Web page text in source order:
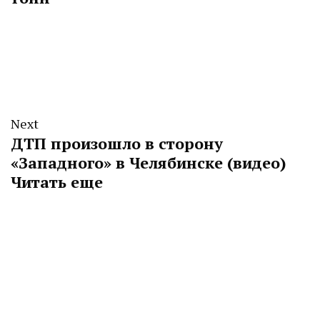
Next
ДТП произошло в сторону
«Западного» в Челябинске (видео)
Читать еще